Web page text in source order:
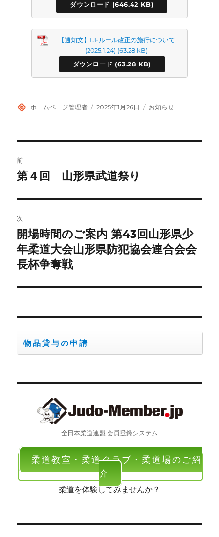
ダウンロード
【通知文】IJFルール改正の施行について
(2025.1.24)
ダウンロード
投
ホームページ管理者
投
2025年1月26日
カ
お知らせ
稿
ビ
ゲ
ー
シ
ン
前
前
投
稿:
第４回 山形県武道祭り
次
次
の
投
開場時間のご案内 第43回山形県少
年柔道大会山形県防犯協会連合会会
長杯争奪戦
物品貸与の申請
全日本柔道連盟 会員登録システム
柔道教室・柔道クラブ・柔道場のご紹
介
柔道を体験してみませんか？